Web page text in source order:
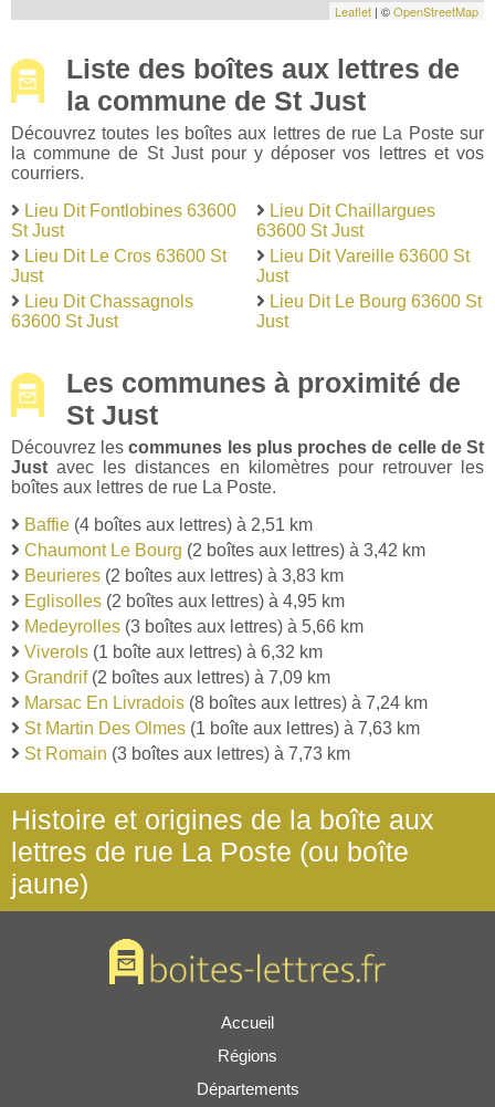
Leaflet | ©OpenStreetMap
Liste des boîtes aux lettres de
la commune de St Just
Découvrez toutes les boîtes aux lettres de rue La Poste sur
la commune de St Just pour y déposer vos lettres et vos
courriers.
Lieu Dit Fontlobines 63600
St Just
Lieu Dit Le Cros 63600 St
Just
Lieu Dit Chassagnols
63600 St Just
Lieu Dit Chaillargues
63600 St Just
Lieu Dit Vareille 63600 St
Just
Lieu Dit Le Bourg 63600 St
Just
Les communes à proximité de
St Just
Découvrez lescommunes les plus proches de celle de St
Just avec les distances en kilomètres pour retrouver les
boîtes aux lettres de rue La Poste.
Baffie (4 boîtes aux lettres) à 2,51 km
Chaumont Le Bourg (2 boîtes aux lettres) à 3,42 km
Beurieres (2 boîtes aux lettres) à 3,83 km
Eglisolles (2 boîtes aux lettres) à 4,95 km
Medeyrolles (3 boîtes aux lettres) à 5,66 km
Viverols (1 boîte aux lettres) à 6,32 km
Grandrif(2 boîtes aux lettres) à 7,09 km
Marsac En Livradois (8 boîtes aux lettres) à 7,24 km
St Martin Des Olmes (1 boîte aux lettres) à 7,63 km
St Romain (3 boîtes aux lettres) à 7,73 km
Histoire et origines de la boîte aux
lettres de rue La Poste (ou boîte
jaune)
Accueil
Régions
Départements